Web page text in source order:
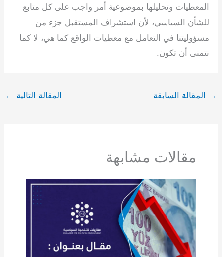
المعطيات وتحليلها بموضوعية أمر واجب على كل متابع
للشأن السياسي، لأن استشراف المستقبل جزء من
مسؤوليتنا في التعامل مع معطيات الواقع كما هي، لا كما
نتمنى أن تكون.
→ المقالة السابقة المقالة التالية ←
مقالات مشابهة